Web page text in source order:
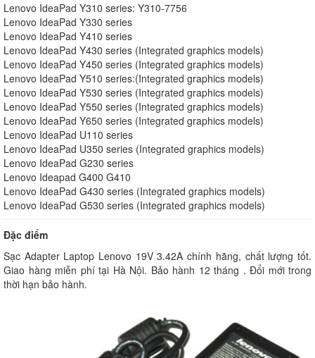
Lenovo IdeaPad Y310 series: Y310-7756
Lenovo IdeaPad Y330 series
Lenovo IdeaPad Y410 series
Lenovo IdeaPad Y430 series (Integrated graphics models)
Lenovo IdeaPad Y450 series (Integrated graphics models)
Lenovo IdeaPad Y510 series:(Integrated graphics models)
Lenovo IdeaPad Y530 series (Integrated graphics models)
Lenovo IdeaPad Y550 series (Integrated graphics models)
Lenovo IdeaPad Y650 series (Integrated graphics models)
Lenovo IdeaPad U110 series
Lenovo IdeaPad U350 series (Integrated graphics models)
Lenovo IdeaPad G230 series
Lenovo Ideapad G400 G410
Lenovo IdeaPad G430 series (Integrated graphics models)
Lenovo IdeaPad G530 series (Integrated graphics models)
Đặc điểm
Sạc Adapter Laptop Lenovo 19V 3.42A chính hãng, chất lượng tốt.
Giao hàng miễn phí tại Hà Nội. Bảo hành 12 tháng . Đổi mới trong
thời hạn bảo hành.